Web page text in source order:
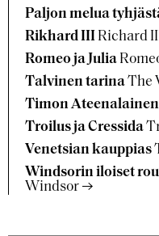
Paljon melua
Rikhard III Richard
Romeo ja Julia
Talvinen tarinaThe
Timon Ateenalainen
Troilus ja Cressida
Venetsian kauppias
Windsorin iloiset
Windsor